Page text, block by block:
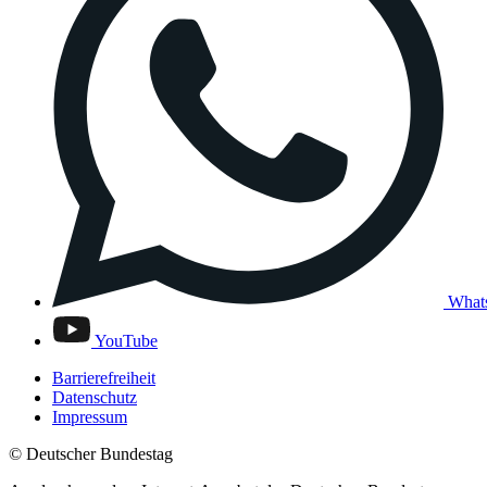
YouTube
Barrierefreiheit
Datenschutz
Impressum
© Deutscher Bundestag